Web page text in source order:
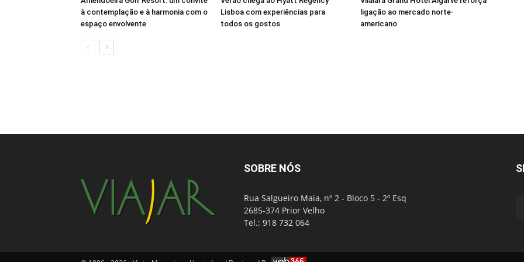
à contemplação e à harmonia com o
espaço envolvente
Lisboa com experiências para
todos os gostos
ligação ao mercado norte-
americano
SOBRE NÓS
Rua Salgueiro Maia, nº 2 - Bloco 5 - 2º Esq
2685-374 Prior Velho
Tel.: 918 732 064